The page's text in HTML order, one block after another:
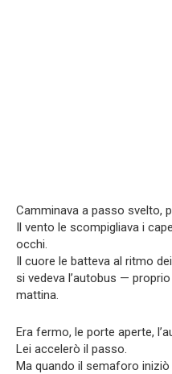
Camminava a passo svelto,
Il vento le scompigliava i
occhi.
Il cuore le batteva al ritmo
si vedeva l’autobus —
mattina.
Era fermo, le porte aperte,
Lei accelerò il passo.
Ma quando il semaforo iniziò